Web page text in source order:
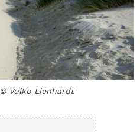
© Volko Lienhardt